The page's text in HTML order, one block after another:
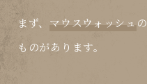
まず、 マウスウォッシュ
ものがあります。